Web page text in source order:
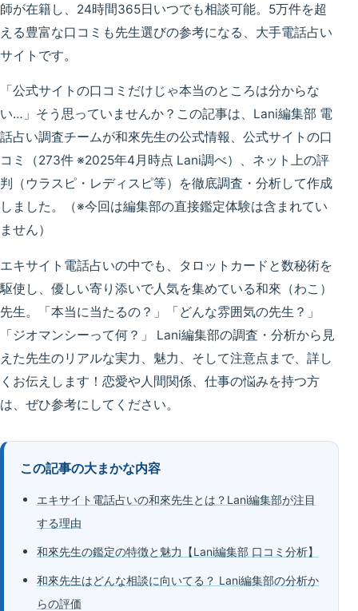
師が在籍し、24時間365日いつでも相談可能。5万件を超
える豊富な口コミも先生選びの参考になる、大手電話占い
サイトです。
「公式サイトの口コミだけじゃ本当のところは分からな
い…」 そう思っていませんか？この記事は、 Lani編集部 電
話占い調査チームが和來先生の公式情報、公式サイトの口
コミ（273件 ※2025年4月時点 Lani調べ）、ネット上の評
判（ウラスピ・レディスピ等）を徹底調査・分析して作成
しました。（※今回は編集部の直接鑑定体験は含まれてい
ません）
エキサイト電話占いの中でも、 タロットカード と数秘術を
駆使し、 優しい寄り添いで人気を集めている和來（わこ）
先生。
「本当に当たるの？」「どんな雰囲気の先生？」
「ジオマンシーって何？」
Lani編集部の調査・分析から見
えた先生のリアルな実力、魅力、そして注意点まで、詳し
くお伝えします！恋愛や人間関係、仕事の悩みを持つ方
は、ぜひ参考にしてください。
この記事の大まかな内容
エキサイト電話占いの和來先生とは？Lani編集部が注目
する理由
和來先生の鑑定の特徴と魅力【Lani編集部 口コミ分析】
和來先生はどんな相談に向いてる？ Lani編集部の分析か
らの評価